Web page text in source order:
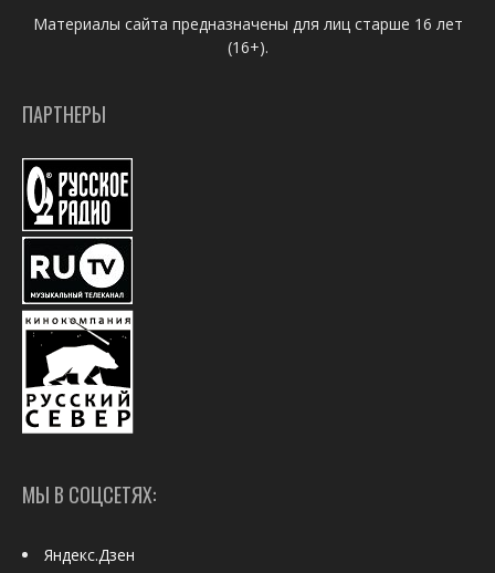
Материалы сайта предназначены для лиц старше 16 лет
(16+).
ПАРТНЕРЫ
МЫ В СОЦСЕТЯХ:
Яндекс.Дзен